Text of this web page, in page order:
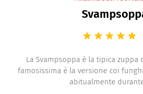
La Svampsoppa è la tipica zuppa
famosissima è la versione coi
abitualmente